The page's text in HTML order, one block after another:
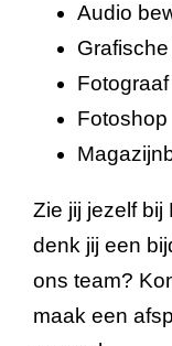
Audio
Fotograaf
Fotoshop
Zie jij jezelf bij
denk jij een
ons team?
maak een